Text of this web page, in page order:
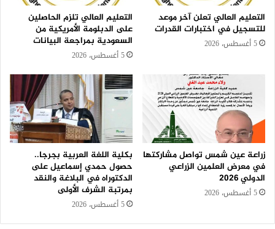
التعليم العالي تعلن آخر موعد
للتسجيل في اختبارات القدرات
5 أغسطس، 2026
التعليم العالي تلزم الحاصلين
على الدبلومة الأمريكية من
السعودية بمراجعة البيانات
5 أغسطس، 2026
زراعة عين شمس تواصل مشاركتها
في معرض العلمين الزراعي
الدولي 2026
5 أغسطس، 2026
بكلية اللغة العربية بجرجا..
حصول حمدي إسماعيل على
الدكتوراه في البلاغة والنقد
بمرتبة الشرف الأولى
5 أغسطس، 2026